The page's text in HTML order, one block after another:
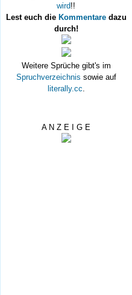
wird!!
Lest euch die Kommentaredazu
durch!
Weitere Sprüche gibt's im
Spruchverzeichnis sowie auf
literally.cc
A N Z E I G E